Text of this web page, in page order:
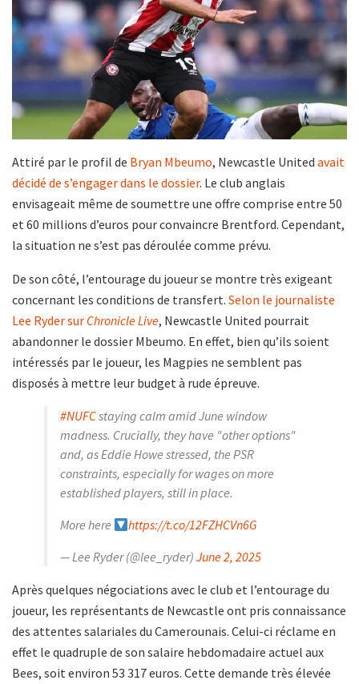
Attiré par le profil de Bryan Mbeumo, Newcastle United avait
décidé de s’engager dans le dossier. Le club anglais
envisageait même de soumettre une offre comprise entre 50
et 60 millions d’euros pour convaincre Brentford. Cependant,
la situation ne s’est pas déroulée comme prévu.
De son côté, l’entourage du joueur se montre très exigeant
concernant les conditions de transfert. Selon le journaliste
Lee Ryder sur Chronicle Live, Newcastle United pourrait
abandonner le dossier Mbeumo. En effet, bien qu’ils soient
intéressés par le joueur, les Magpies ne semblent pas
disposés à mettre leur budget à rude épreuve.
#NUFCstaying calm amid June window
madness. Crucially, they have "other options"
and, as Eddie Howe stressed, the PSR
constraints, especially for wages on more
established players, still in place.
More here
https://t.co/12FZHCVn6G
— Lee Ryder (@lee_ryder) June 2, 2025
Après quelques négociations avec le club et l’entourage du
joueur, les représentants de Newcastle ont pris connaissance
des attentes salariales du Camerounais. Celui-ci réclame en
effet le quadruple de son salaire hebdomadaire actuel aux
Bees, soit environ 53 317 euros. Cette demande très élevée